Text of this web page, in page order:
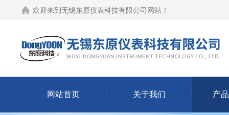
欢迎来到 无锡东原仪表科技有限公司网站 ！
网站首页 关于我们 产